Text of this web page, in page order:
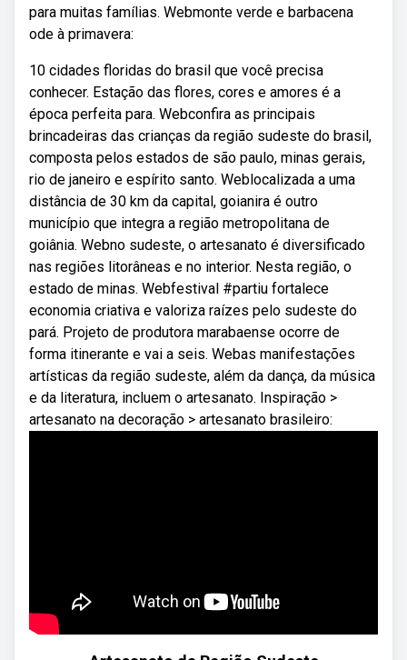
para muitas famílias. Webmonte verde e barbacena
ode à primavera:
10 cidades floridas do brasil que você precisa
conhecer. Estação das flores, cores e amores é a
época perfeita para. Webconfira as principais
brincadeiras das crianças da região sudeste do brasil,
composta pelos estados de são paulo, minas gerais,
rio de janeiro e espírito santo. Weblocalizada a uma
distância de 30 km da capital, goianira é outro
município que integra a região metropolitana de
goiânia. Webno sudeste, o artesanato é diversificado
nas regiões litorâneas e no interior. Nesta região, o
estado de minas. Webfestival #partiu fortalece
economia criativa e valoriza raízes pelo sudeste do
pará. Projeto de produtora marabaense ocorre de
forma itinerante e vai a seis. Webas manifestações
artísticas da região sudeste, além da dança, da música
e da literatura, incluem o artesanato. Inspiração >
artesanato na decoração > artesanato brasileiro: